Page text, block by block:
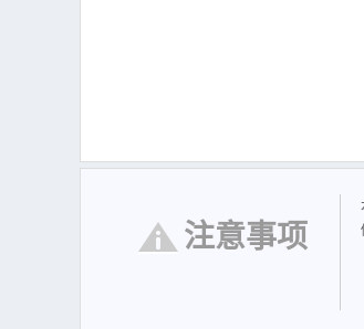
注意事项